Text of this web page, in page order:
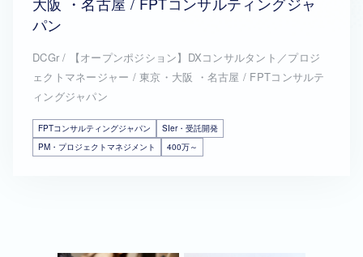
パン
DCGr / 【オープンポジション】DXコンサルタント／プロジ
ェクトマネージャー / 東京・大阪 ・名古屋 / FPTコンサルテ
ィングジャパン
FPTコンサルティングジャパン
SIer・受託開発
PM・プロジェクトマネジメント
400万～